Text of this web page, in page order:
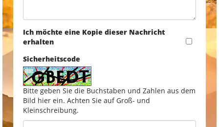
Ich möchte eine Kopie dieser Nachricht
erhalten
Sicherheitscode
Bitte geben Sie die Buchstaben und Zahlen aus dem
Bild hier ein. Achten Sie auf Groß- und
Kleinschreibung.